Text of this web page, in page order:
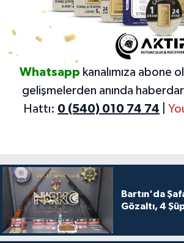
Whatsapp kanalımıza abone
gelişmelerden anında
Hattı: 0 (540) 010 74 74
Bartın'da
Gözaltı, 4